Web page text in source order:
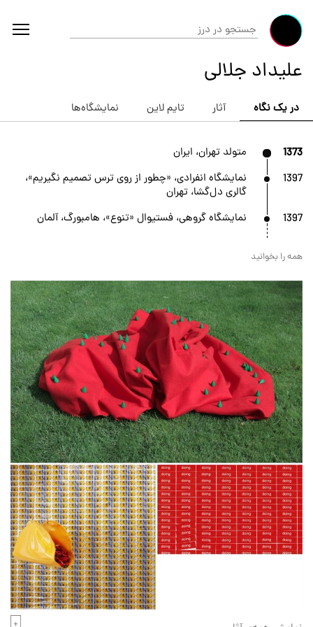
علیداد جلالی
در یک نگاه آثار تایم لاین نمایشگاه‌ها
1373 متولد تهران، ایران
1397
نمایشگاه انفرادی، «چطور از روی ترس تصمیم نگیریم»،
گالری دل‌گشا، تهران
1397 نمایشگاه گروهی، فستیوال «تنوع»، هامبورگ، آلمان
همه را بخوانید